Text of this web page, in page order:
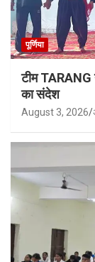
पूर्णिया
टीम TARANG
का संदेश
August 3, 2026